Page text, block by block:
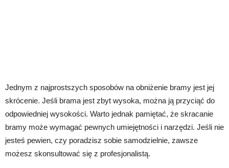
Jednym z najprostszych sposobów na obniżenie bramy jest jej
skrócenie. Jeśli brama jest zbyt wysoka, można ją przyciąć do
odpowiedniej wysokości. Warto jednak pamiętać, że skracanie
bramy może wymagać pewnych umiejętności i narzędzi. Jeśli nie
jesteś pewien, czy poradzisz sobie samodzielnie, zawsze
możesz skonsultować się z profesjonalistą.